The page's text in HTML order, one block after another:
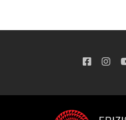
patristica
grandi opere
formazione cristiana